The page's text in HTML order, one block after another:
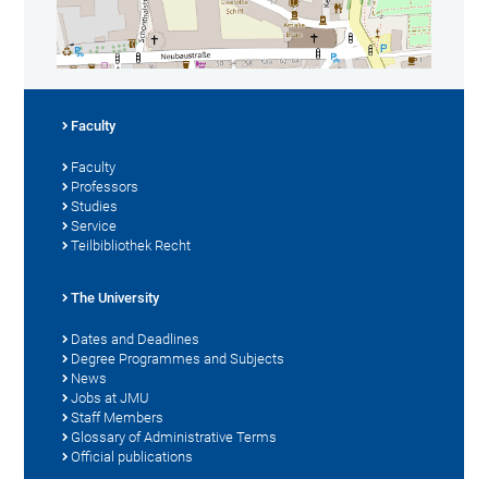
Faculty
Faculty
Professors
Studies
Service
Teilbibliothek Recht
The University
Dates and Deadlines
Degree Programmes and Subjects
News
Jobs at JMU
Staff Members
Glossary of Administrative Terms
Official publications